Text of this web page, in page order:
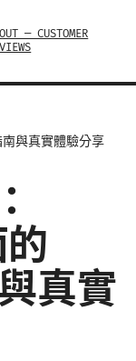
— CUSTOMER
與真實體驗分享
真實